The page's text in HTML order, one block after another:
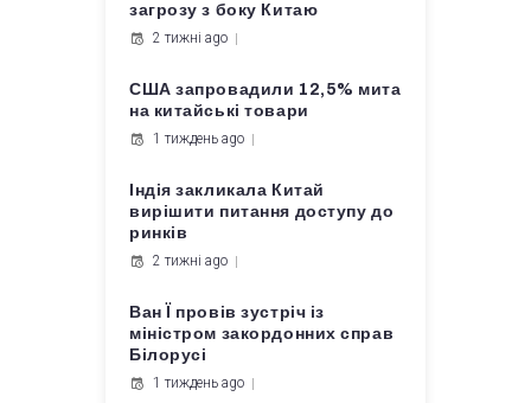
загрозу з боку Китаю
2 тижні ago
США запровадили 12,5% мита
на китайські товари
1 тиждень ago
Індія закликала Китай
вирішити питання доступу до
ринків
2 тижні ago
Ван Ї провів зустріч із
міністром закордонних справ
Білорусі
1 тиждень ago